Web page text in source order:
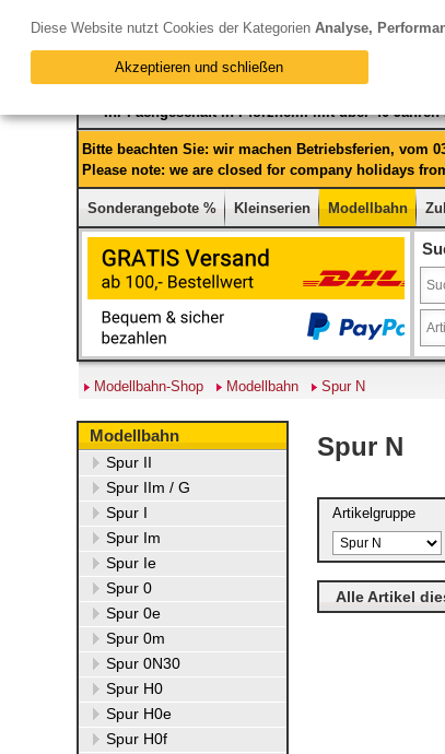
Ihr Fachgeschäft in Pforzheim mit über 40 Jahren
Bitte beachten Sie: wir machen Betriebsferien, vom
Please note: we are closed for company holidays
Sonderangebote % Kleinserien Modellbahn
Modellbahn-Shop Modellbahn Spur N
Modellbahn
Spur II
Spur IIm / G
Spur I
Spur Im
Spur Ie
Spur 0
Spur 0e
Spur 0m
Spur 0N30
Spur H0
Spur H0e
Spur H0f
Spur N
Artikelgruppe
Alle Artikel
Diese Website nutzt Cookies der Kategorien Analyse,
Akzeptieren und schließen